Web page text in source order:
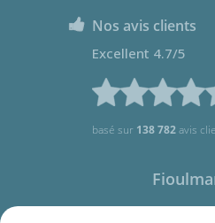
Nos avis clients
Excellent 4.7/5
basé sur 138 782avis